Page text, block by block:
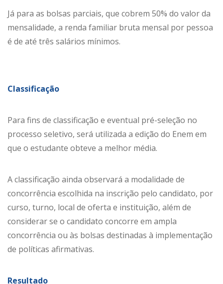
Já para as bolsas parciais, que cobrem 50% do valor da
mensalidade, a renda familiar bruta mensal por pessoa
é de até três salários mínimos.
Classificação
Para fins de classificação e eventual pré-seleção no
processo seletivo, será utilizada a edição do Enem em
que o estudante obteve a melhor média.
A classificação ainda observará a modalidade de
concorrência escolhida na inscrição pelo candidato, por
curso, turno, local de oferta e instituição, além de
considerar se o candidato concorre em ampla
concorrência ou às bolsas destinadas à implementação
de políticas afirmativas.
Resultado